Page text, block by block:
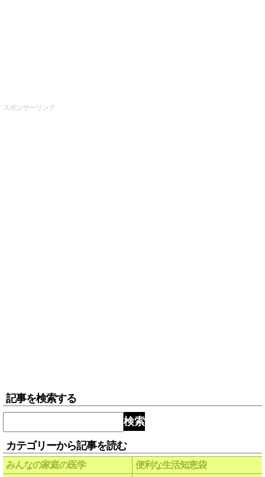
スポンサーリンク
記事を検索する
検索
カテゴリーから記事を読む
みんなの家庭の医学 便利な生活知恵袋